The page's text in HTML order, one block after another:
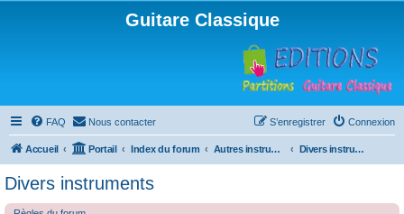
Guitare Classique
FAQ Nous contacter Connexion
S’enregistrer
Accueil Portail Index du forum Autres instruments à cordes pincées, ou styles Divers instruments
Divers instruments